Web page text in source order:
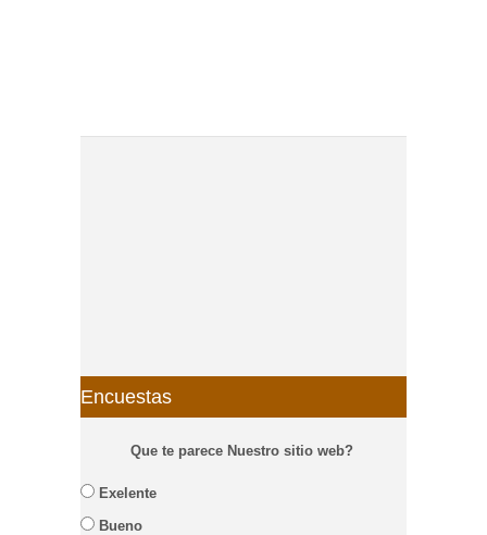
Encuestas
Que te parece Nuestro sitio web?
Exelente
Bueno